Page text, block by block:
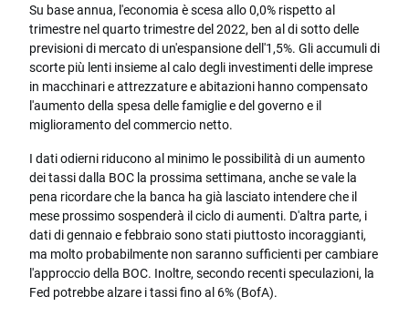
Su base annua, l'economia è scesa allo 0,0% rispetto al
trimestre nel quarto trimestre del 2022, ben al di sotto delle
previsioni di mercato di un'espansione dell'1,5%. Gli accumuli di
scorte più lenti insieme al calo degli investimenti delle imprese
in macchinari e attrezzature e abitazioni hanno compensato
l'aumento della spesa delle famiglie e del governo e il
miglioramento del commercio netto.
I dati odierni riducono al minimo le possibilità di un aumento
dei tassi dalla BOC la prossima settimana, anche se vale la
pena ricordare che la banca ha già lasciato intendere che il
mese prossimo sospenderà il ciclo di aumenti. D'altra parte, i
dati di gennaio e febbraio sono stati piuttosto incoraggianti,
ma molto probabilmente non saranno sufficienti per cambiare
l'approccio della BOC. Inoltre, secondo recenti speculazioni, la
Fed potrebbe alzare i tassi fino al 6% (BofA).